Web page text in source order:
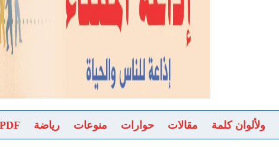
ولألوان كلمة مقالات حوارات منوعات رياضة PDF